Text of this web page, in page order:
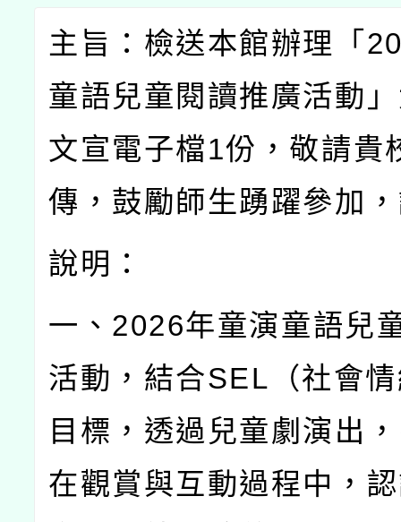
主旨：檢送本館辦理「
童語兒童閱讀推廣活動
文宣電子檔1份，敬請貴
傳，鼓勵師生踴躍參加
說明：
一、 2026年童演童語兒
活動，結合SEL （社會
目標，透過兒童劇演出
在觀賞與互動過程中，